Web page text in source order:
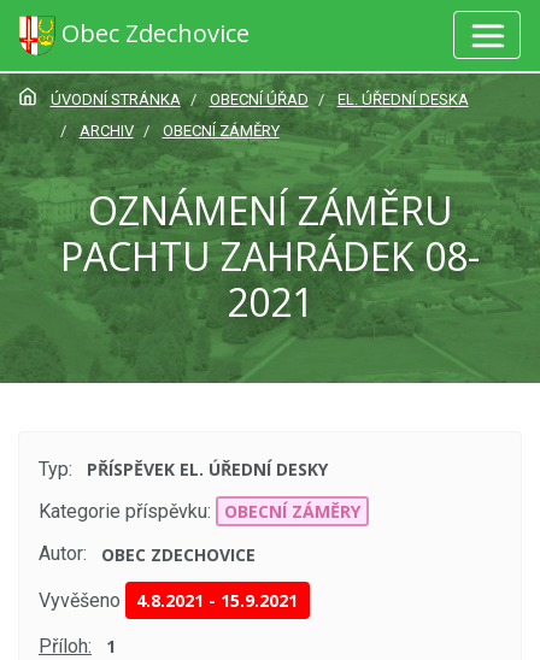
Obec Zdechovice
ÚVODNÍ STRÁNKA OBECNÍ ÚŘAD
EL. ÚŘEDNÍ DESKA
ARCHIV
OBECNÍ ZÁMĚRY
OZNÁMENÍ ZÁMĚRU
PACHTU ZAHRÁDEK 08-
2021
Typ:
PŘÍSPĚVEK EL. ÚŘEDNÍ DESKY
Kategorie příspěvku:
OBECNÍ ZÁMĚRY
Autor:
OBEC ZDECHOVICE
Vyvěšeno 4.8.2021 - 15.9.2021
Příloh: 1